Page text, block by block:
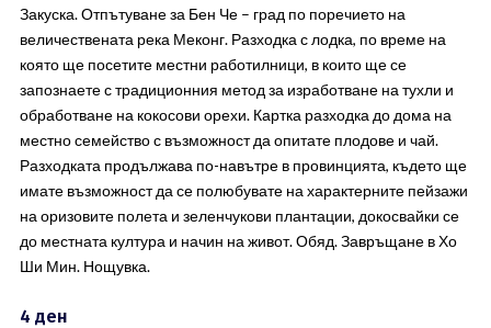
Закуска. Отпътуване за Бен Че – град по поречието на
величествената река Меконг. Разходка с лодка, по време на
която ще посетите местни работилници, в които ще се
запознаете с традиционния метод за изработване на тухли и
обработване на кокосови орехи. Картка разходка до дома на
местно семейство с възможност да опитате плодове и чай.
Разходката продължава по-навътре в провинцията, където ще
имате възможност да се полюбувате на характерните пейзажи
на оризовите полета и зеленчукови плантации, докосвайки се
до местната култура и начин на живот. Обяд. Завръщане в Хо
Ши Мин. Нощувка.
4 ден